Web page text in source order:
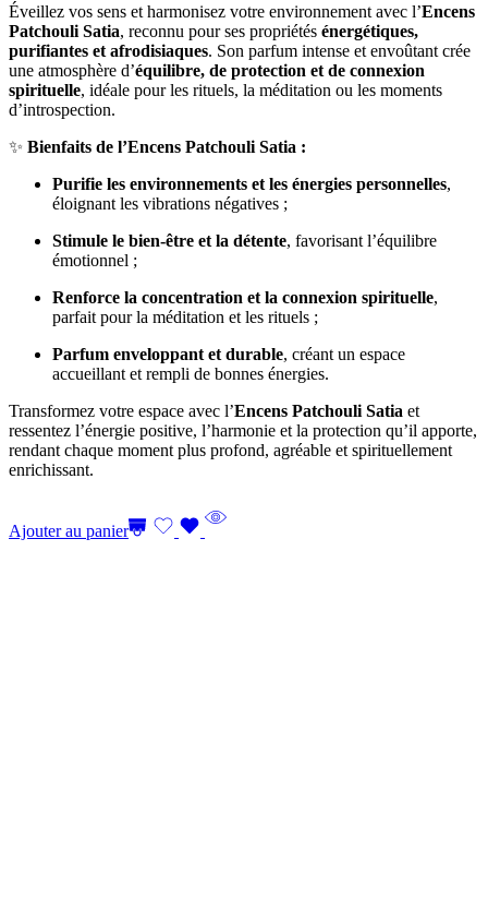
Éveillez vos sens et harmonisez votre environnement avec l’Encens
Patchouli Satia, reconnu pour ses propriétés énergétiques,
purifiantes et afrodisiaques. Son parfum intense et envoûtant crée
une atmosphère d’équilibre, de protection et de connexion
spirituelle, idéale pour les rituels, la méditation ou les moments
d’introspection.
✨ Bienfaits de l’Encens Patchouli Satia :
Purifie les environnements et les énergies personnelles,
éloignant les vibrations négatives ;
Stimule le bien-être et la détente, favorisant l’équilibre
émotionnel ;
Renforce la concentration et la connexion spirituelle,
parfait pour la méditation et les rituels ;
Parfum enveloppant et durable, créant un espace
accueillant et rempli de bonnes énergies.
Transformez votre espace avec l’Encens Patchouli Satia et
ressentez l’énergie positive, l’harmonie et la protection qu’il apporte,
rendant chaque moment plus profond, agréable et spirituellement
enrichissant.
Ajouter au panier